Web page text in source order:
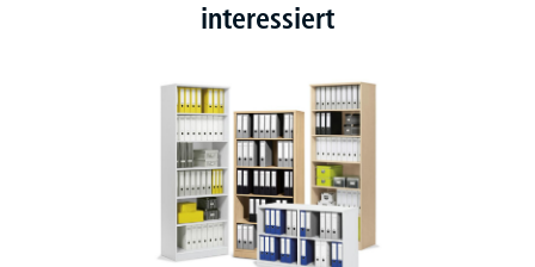
interessiert